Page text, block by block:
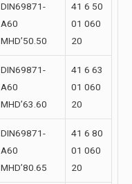
DIN69871-
A60
MHD’50.50
41 6 50
01 060
20
DIN69871-
A60
MHD’63.60
41 6 63
01 060
20
DIN69871-
A60
MHD’80.65
41 6 80
01 060
20